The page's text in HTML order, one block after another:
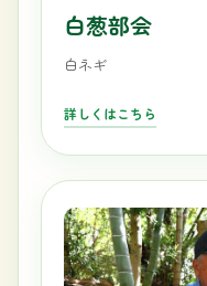
白葱部会
白ネギ
詳しくはこちら